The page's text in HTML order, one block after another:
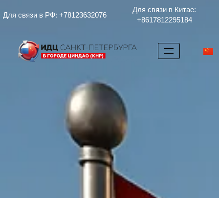
Для связи в РФ: +78123632076
Для связи в Китае:
+8617812295184